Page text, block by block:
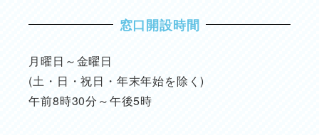
窓口開設時間
月曜日～金曜日
(土・日・祝日・年末年始を除く)
午前8時30分～午後5時